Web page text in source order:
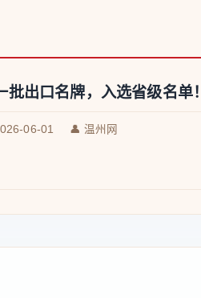
批出口名牌，入选省级名单！
06-01 👤 温州网